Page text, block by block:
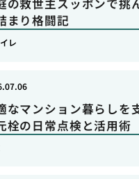
の救世主スッポンで挑
まり格闘記
レ
なマンション暮らしを
栓の日常点検と活用術